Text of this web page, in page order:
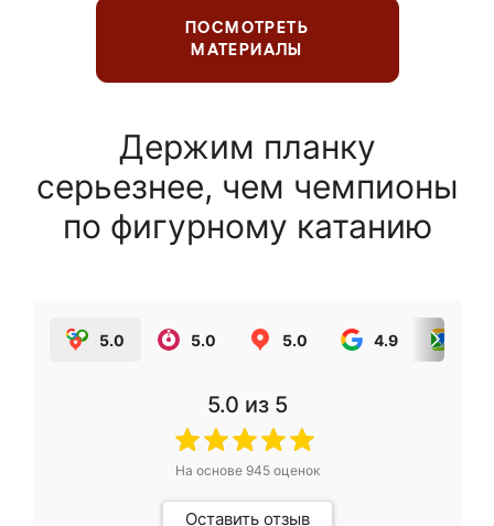
ПОСМОТРЕТЬ
МАТЕРИАЛЫ
Держим планку
серьезнее, чем чемпионы
по фигурному катанию
5.0 5.0 5.0 4.9
5.0 из 5
На основе 945оценок
Оставить отзыв